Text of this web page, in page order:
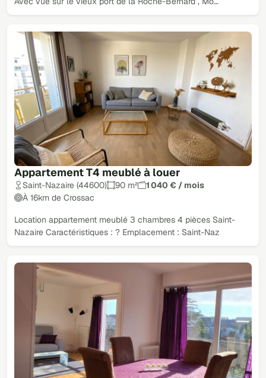
Appartement T4 meublé à louer
Saint-Nazaire (44600) 90 m²
1 040 € / mois
À 16km de Crossac
Location appartement meublé 3 chambres 4 pièces Saint-
Nazaire Caractéristiques : ? Emplacement : Saint-Naz